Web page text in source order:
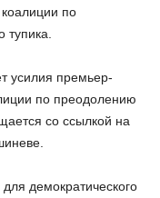
по
усилия премьер-
по преодолению
со ссылкой на
демократического